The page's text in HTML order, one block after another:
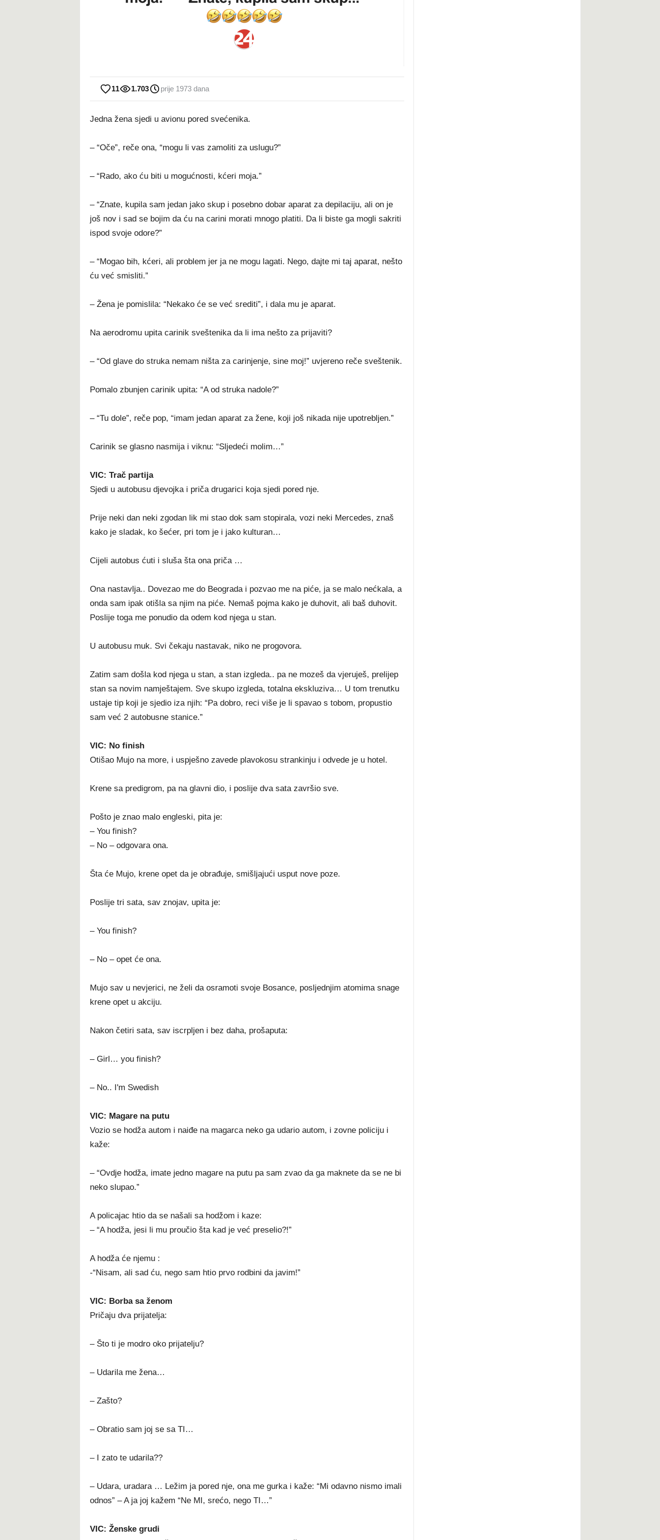
11 1.703 prije 1973 dana
Jedna žena sjedi u avionu pored svećenika.
– “Oče”, reče ona, “mogu li vas zamoliti za uslugu?”
– “Rado, ako ću biti u mogućnosti, kćeri moja.”
– “Znate, kupila sam jedan jako skup i posebno dobar aparat za depilaciju, ali on je
još nov i sad se bojim da ću na carini morati mnogo platiti. Da li biste ga mogli sakriti
ispod svoje odore?”
– “Mogao bih, kćeri, ali problem jer ja ne mogu lagati. Nego, dajte mi taj aparat, nešto
ću već smisliti.”
– Žena je pomislila: “Nekako će se već srediti”, i dala mu je aparat.
Na aerodromu upita carinik sveštenika da li ima nešto za prijaviti?
– “Od glave do struka nemam ništa za carinjenje, sine moj!” uvjereno reče sveštenik.
Pomalo zbunjen carinik upita: “A od struka nadole?”
– “Tu dole”, reče pop, “imam jedan aparat za žene, koji još nikada nije upotrebljen.”
Carinik se glasno nasmija i viknu: “Sljedeći molim…”
VIC: Trač partija
Sjedi u autobusu djevojka i priča drugarici koja sjedi pored nje.
Prije neki dan neki zgodan lik mi stao dok sam stopirala, vozi neki Mercedes, znaš
kako je sladak, ko šećer, pri tom je i jako kulturan…
Cijeli autobus ćuti i sluša šta ona priča …
Ona nastavlja.. Dovezao me do Beograda i pozvao me na piće, ja se malo nećkala, a
onda sam ipak otišla sa njim na piće. Nemaš pojma kako je duhovit, ali baš duhovit.
Poslije toga me ponudio da odem kod njega u stan.
U autobusu muk. Svi čekaju nastavak, niko ne progovora.
Zatim sam došla kod njega u stan, a stan izgleda.. pa ne mozeš da vjeruješ, prelijep
stan sa novim namještajem. Sve skupo izgleda, totalna ekskluziva… U tom trenutku
ustaje tip koji je sjedio iza njih: “Pa dobro, reci više je li spavao s tobom, propustio
sam već 2 autobusne stanice.”
VIC: No finish
Otišao Mujo na more, i uspješno zavede plavokosu strankinju i odvede je u hotel.
Krene sa predigrom, pa na glavni dio, i poslije dva sata završio sve.
Pošto je znao malo engleski, pita je:
– You finish?
– No – odgovara ona.
Šta će Mujo, krene opet da je obrađuje, smišljajući usput nove poze.
Poslije tri sata, sav znojav, upita je:
– You finish?
– No – opet će ona.
Mujo sav u nevjerici, ne želi da osramoti svoje Bosance, posljednjim atomima snage
krene opet u akciju.
Nakon četiri sata, sav iscrpljen i bez daha, prošaputa:
– Girl… you finish?
– No.. I'm Swedish
VIC: Magare na putu
Vozio se hodža autom i naiđe na magarca neko ga udario autom, i zovne policiju i
kaže:
– “Ovdje hodža, imate jedno magare na putu pa sam zvao da ga maknete da se ne bi
neko slupao.”
A policajac htio da se našali sa hodžom i kaze:
– “A hodža, jesi li mu proučio šta kad je već preselio?!”
A hodža će njemu :
-“Nisam, ali sad ću, nego sam htio prvo rodbini da javim!”
VIC: Borba sa ženom
Pričaju dva prijatelja:
– Što ti je modro oko prijatelju?
– Udarila me žena…
– Zašto?
– Obratio sam joj se sa TI…
– I zato te udarila??
– Udara, uradara … Ležim ja pored nje, ona me gurka i kaže: “Mi odavno nismo imali
odnos” – A ja joj kažem “Ne MI, srećo, nego TI…”
VIC: Ženske grudi